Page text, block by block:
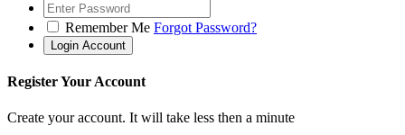
Remember Me Forgot Password?
Register Your Account
Create your account. It will take less then a minute